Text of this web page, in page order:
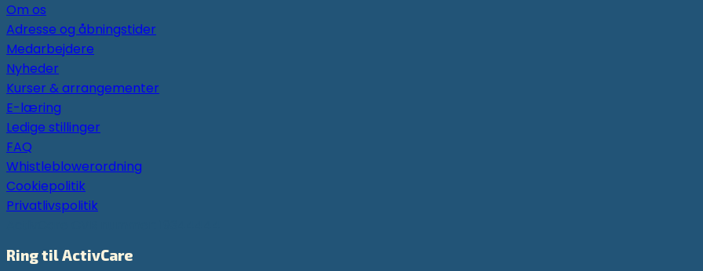
Om os
Adresse og åbningstider
Medarbejdere
Nyheder
Kurser & arrangementer
E-læring
Ledige stillinger
FAQ
Whistleblowerordning
Cookiepolitik
Privatlivspolitik
Ring til ActivCare